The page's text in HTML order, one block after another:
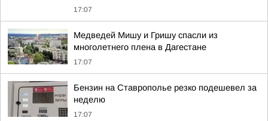
17:07
Медведей Мишу и Гришу спасли из
многолетнего плена в Дагестане
17:07
Бензин на Ставрополье резко подешевел за
неделю
17:07